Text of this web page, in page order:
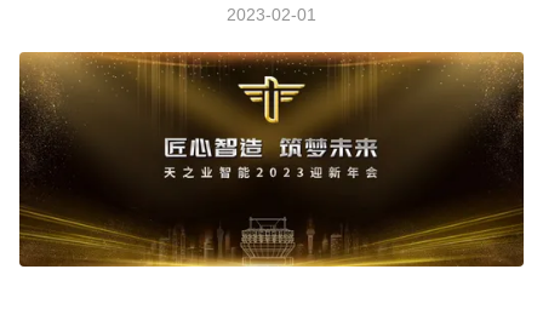
2023-02-01